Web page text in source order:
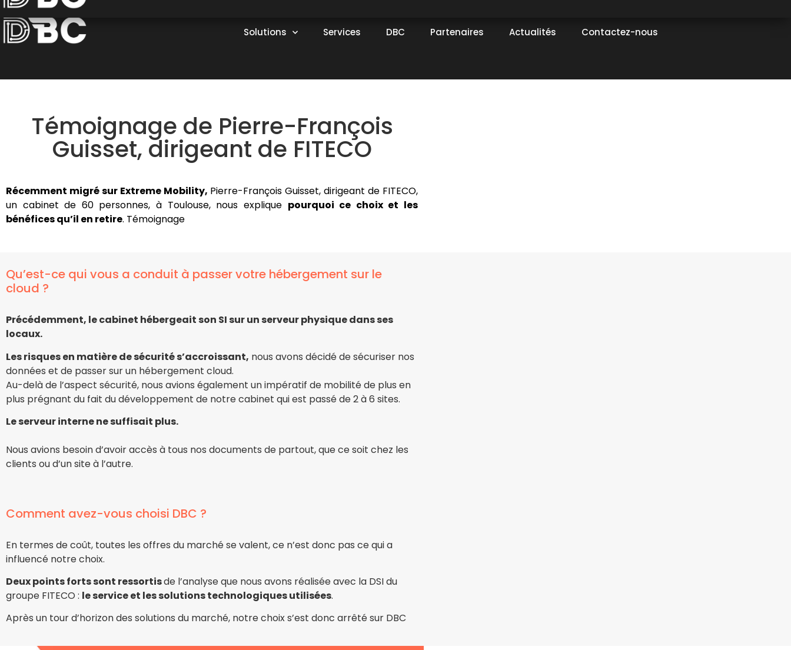
Solutions Services DBC Partenaires Actualités Contactez-nous
Témoignage de Pierre-François
Guisset, dirigeant de FITECO
Récemment migré sur Extreme Mobility, Pierre-François Guisset, dirigeant de FITECO,
un cabinet de 60 personnes, à Toulouse, nous explique pourquoi ce choix et les
bénéfices qu’il en retire. Témoignage
Qu’est-ce qui vous a conduit à passer votre hébergement sur le
cloud ?
Précédemment, le cabinet hébergeait son SI sur un serveur physique dans ses
locaux.
Les risques en matière de sécurité s’accroissant, nous avons décidé de sécuriser nos
données et de passer sur un hébergement cloud.
Au-delà de l’aspect sécurité, nous avions également un impératif de mobilité de plus en
plus prégnant du fait du développement de notre cabinet qui est passé de 2 à 6 sites.
Le serveur interne ne suffisait plus.
Nous avions besoin d’avoir accès à tous nos documents de partout, que ce soit chez les
clients ou d’un site à l’autre.
Comment avez-vous choisi DBC ?
En termes de coût, toutes les offres du marché se valent, ce n’est donc pas ce qui a
influencé notre choix.
Deux points forts sont ressortisde l’analyse que nous avons réalisée avec la DSI du
groupe FITECO : le service et les solutions technologiques utilisées.
Après un tour d’horizon des solutions du marché, notre choix s’est donc arrêté sur DBC